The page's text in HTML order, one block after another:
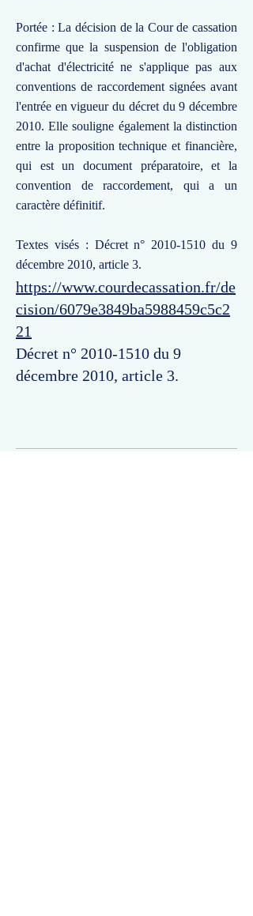
Portée : La décision de la Cour de cassation
confirme que la suspension de l'obligation
d'achat d'électricité ne s'applique pas aux
conventions de raccordement signées avant
l'entrée en vigueur du décret du 9 décembre
2010. Elle souligne également la distinction
entre la proposition technique et financière,
qui est un document préparatoire, et la
convention de raccordement, qui a un
caractère définitif.
Textes visés : Décret n° 2010-1510 du 9
décembre 2010, article 3.
https://www.courdecassation.fr/de
cision/6079e3849ba5988459c5c2
21
Décret n° 2010-1510 du 9
décembre 2010, article 3.